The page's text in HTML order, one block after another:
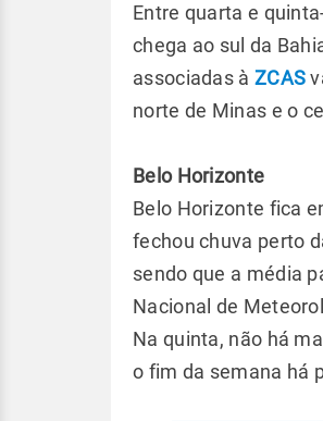
Entre quarta e
chega ao sul da
associadas à ZCAS
norte de Minas e o
Belo Horizonte
Belo Horizonte fica
fechou chuva perto
sendo que a média
Nacional de
Na quinta, não há
o fim da semana há